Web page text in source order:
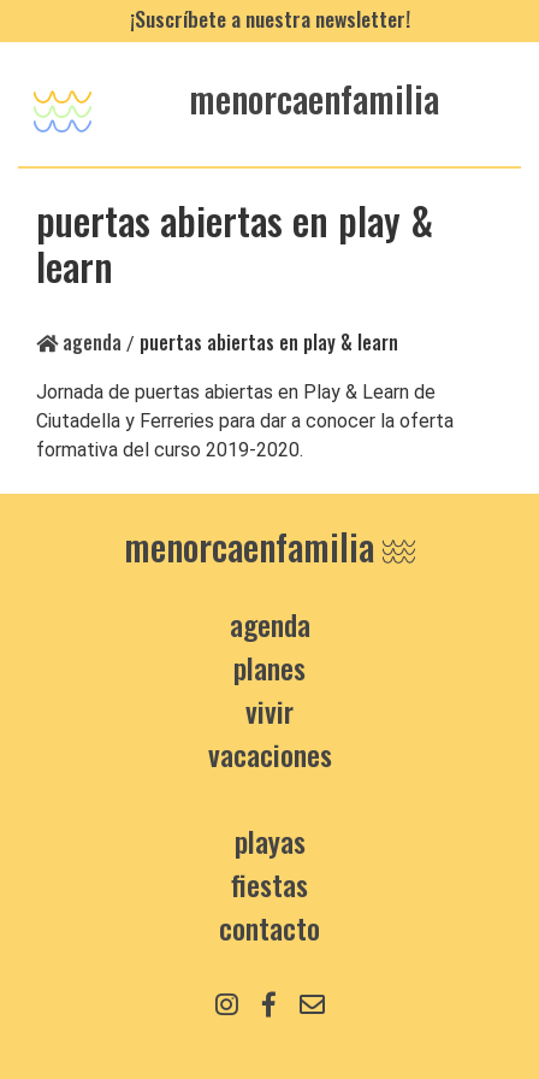
¡Suscríbete a nuestra newsletter!
menorcaenfamilia
puertas abiertas en play &
learn
agenda / puertas abiertas en play & learn
Jornada de puertas abiertas en Play & Learn de
Ciutadella y Ferreries para dar a conocer la oferta
formativa del curso 2019-2020.
menorcaenfamilia
agenda
planes
vivir
vacaciones
playas
fiestas
contacto